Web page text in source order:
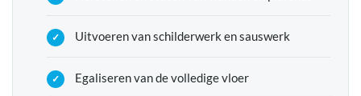
Uitvoeren van schilderwerk en sauswerk
Egaliseren van de volledige vloer